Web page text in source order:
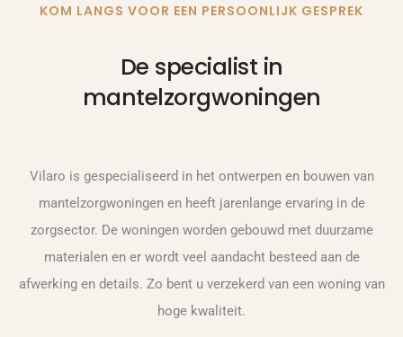
KOM LANGS VOOR EEN PERSOONLIJK GESPREK
De specialist in
mantelzorgwoningen
Vilaro is gespecialiseerd in het ontwerpen en bouwen van
mantelzorgwoningen en heeft jarenlange ervaring in de
zorgsector. De woningen worden gebouwd met duurzame
materialen en er wordt veel aandacht besteed aan de
afwerking en details. Zo bent u verzekerd van een woning van
hoge kwaliteit.